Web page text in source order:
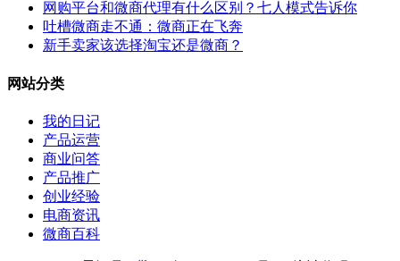
网购平台和微商代理有什么区别？七人模式告诉你
吐槽微商走不通：微商正在飞奔
新手卖家该选择淘宝还是微商？
网站分类
我的日记
产品运营
商业问答
产品推广
创业经验
电商资讯
微商百科